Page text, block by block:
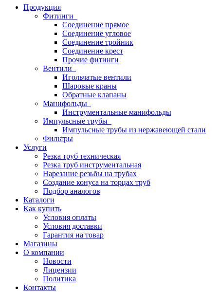
Продукция
Фитинги
Соединение прямое
Соединение угловое
Соединение тройник
Соединение крест
Прочие фитинги
Вентили
Игольчатые вентили
Шаровые краны
Обратные клапаны
Манифольды
Инструментальные манифольды
Импульсные трубы
Импульсные трубы из нержавеющей стали
Фильтры
Услуги
Резка труб техническая
Резка труб инструментальная
Нарезание резьбы на трубах
Создание конуса на торцах труб
Подбор аналогов
Каталоги
Как купить
Условия оплаты
Условия доставки
Гарантия на товар
Магазины
О компании
Новости
Лицензии
Политика
Контакты